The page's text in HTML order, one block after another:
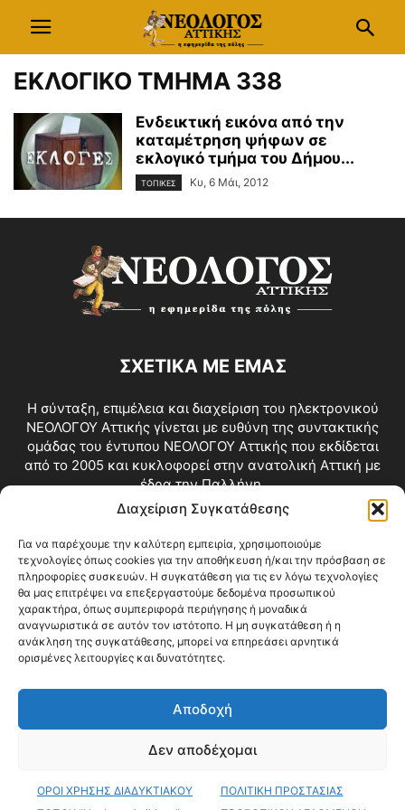
Διαχείριση Συγκατάθεσης
Για να παρέχουμε την καλύτερη εμπειρία, χρησιμοποιούμε
τεχνολογίες όπως cookies για την αποθήκευση ή/και την πρόσβαση σε
πληροφορίες συσκευών. Η συγκατάθεση για τις εν λόγω τεχνολογίες
θα μας επιτρέψει να επεξεργαστούμε δεδομένα προσωπικού
χαρακτήρα, όπως συμπεριφορά περιήγησης ή μοναδικά
αναγνωριστικά σε αυτόν τον ιστότοπο. Η μη συγκατάθεση ή η
ανάκληση της συγκατάθεσης, μπορεί να επηρεάσει αρνητικά
ορισμένες λειτουργίες και δυνατότητες.
Αποδοχή
Δεν αποδέχομαι
ΟΡΟΙ ΧΡΗΣΗΣ ΔΙΑΔΥΚΤΙΑΚΟΥ
ΠΟΛΙΤΙΚΗ ΠΡΟΣΤΑΣΙΑΣ
ΕΚΛΟΓΙΚΟ ΤΜΗΜΑ 338
Ενδεικτική εικόνα από την
καταμέτρηση ψήφων σε
εκλογικό τμήμα του Δήμου...
ΤΟΠΙΚΕΣ Κυ, 6 Μάι, 2012
ΣΧΕΤΙΚΑ ΜΕ ΕΜΑΣ
Η σύνταξη, επιμέλεια και διαχείριση του ηλεκτρονικού
ΝΕΟΛΟΓΟΥ Αττικής γίνεται με ευθύνη της συντακτικής
ομάδας του έντυπου ΝΕΟΛΟΓΟΥ Αττικής που εκδίδεται
από το 2005 και κυκλοφορεί στην ανατολική Αττική με
έδρα την Παλλήνη.
Επικοινωνία:info@neologosattikis.gr
ΑΚΟΛΟΥΘΗΣΕ ΜΑΣ
Videos Όροι Χρήσης
© Copyright 2026 ΝΕΟΛΟΓΟΣ ΑΤΤΙΚΗΣ • All Rights Reserved •